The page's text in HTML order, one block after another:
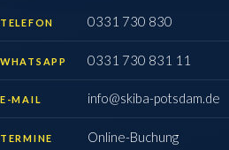
TELEFON 0331 730 830
WHATSAPP 0331 730 831 11
E-MAIL info@skiba-potsdam.de
TERMINE Online-Buchung